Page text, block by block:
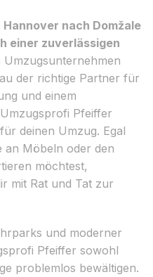
nach Domžale
einer zuverlässigen
Umzugsunternehmen
der richtige Partner für
und einem
Pfeiffer
für deinen Umzug. Egal
an Möbeln oder den
möchtest,
mit Rat und Tat zur
und moderner
Pfeiffer sowohl
problemlos bewältigen.